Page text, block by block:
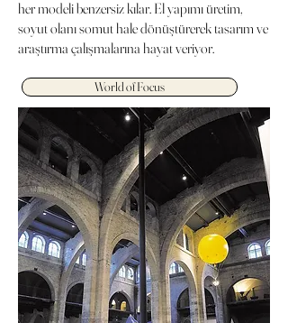
her modeli benzersiz kılar. El yapımı üretim,
soyut olanı somut hale dönüştürerek tasarım ve
araştırma çalışmalarına hayat veriyor.
World of Focus